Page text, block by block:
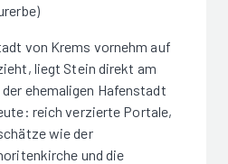
von Krems vornehm auf
liegt Stein direkt am
ehemaligen Hafenstadt
reich verzierte Portale,
wie der
und die